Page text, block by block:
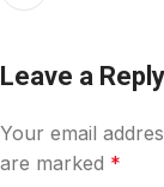
Leave a Reply
Your email
are marked *